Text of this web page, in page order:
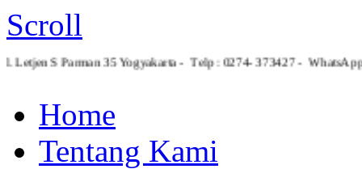
Scroll
Jl. Letjen S Parman 35 Yogyakarta - Telp : 0274- 373427 -
Home
Tentang Kami